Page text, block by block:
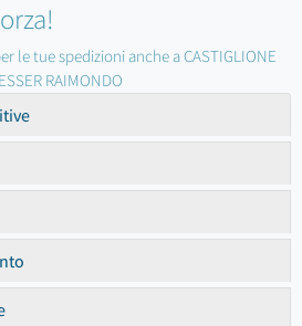
le tue spedizioni anche a CASTIGLIONE
RAIMONDO